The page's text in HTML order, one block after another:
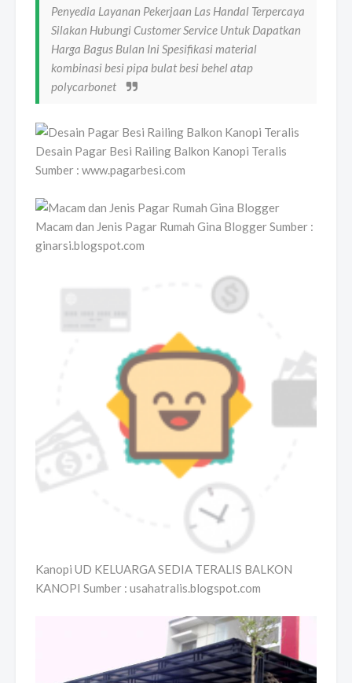
Penyedia Layanan Pekerjaan Las Handal Terpercaya
Silakan Hubungi Customer Service Untuk Dapatkan
Harga Bagus Bulan Ini Spesifikasi material
kombinasi besi pipa bulat besi behel atap
polycarbonet
Desain Pagar Besi Railing Balkon Kanopi Teralis
Sumber : www.pagarbesi.com
Macam dan Jenis Pagar Rumah Gina Blogger Sumber :
ginarsi.blogspot.com
Kanopi UD KELUARGA SEDIA TERALIS BALKON
KANOPI Sumber : usahatralis.blogspot.com